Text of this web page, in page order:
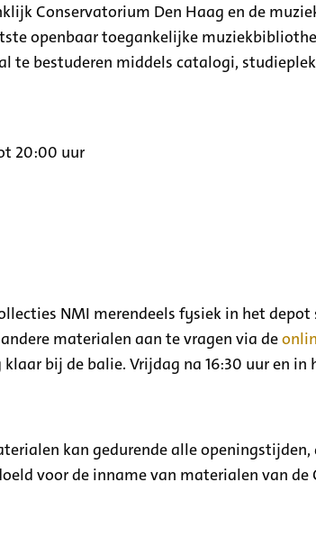
Conservatorium Den Haag en de
openbaar toegankelijke
te bestuderen middels catalogi,
20:00 uur
NMI merendeels fysiek in het
materialen aan te vragen via de
bij de balie. Vrijdag na 16:30 uur en
kan gedurende alle
voor de inname van materialen van